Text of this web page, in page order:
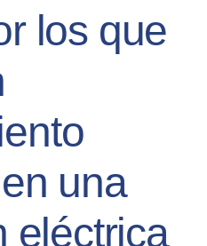
los que
una
eléctrica